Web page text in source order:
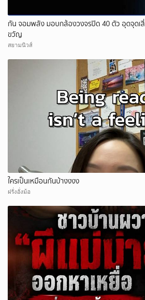
กัน จอมพลัง มอบกล้องวงจรปิด 40 ตัว อุดจุดเ
ขวัญ
สยามนิวส์
ใครเป็นเหมือนกันบ้างงงง
ฝรั่งอั่งม้อ